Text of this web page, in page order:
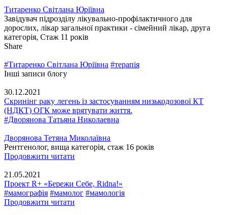
Титаренко Світлана Юріївна
Завідувач підрозділу лікувально-профілактичного для
дорослих, лікар загальної практики - сімейний лікар, друга
категорія, Стаж 11 років
Share
#Титаренко Світлана Юріївна #терапія
Інші записи блогу
30.12.2021
Скринінг раку легень із застосуванням низькодозової КТ
(НДКТ) ОГК може врятувати життя.
#Дворянова Татьяна Николаевна
Дворянова Тетяна Миколаївна
Рентгенолог, вища категорія, стаж 16 років
Продовжити читати
21.05.2021
Проект R+ «Бережи Себе, Ridna!»
#мамографія #мамолог #мамологія
Продовжити читати